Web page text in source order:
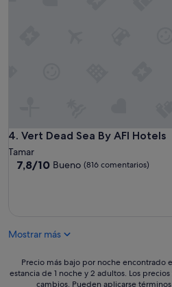
4. Vert Dead Sea By AFI Hotels
Vert Dead Sea By AFI Hotels
Tamar
7.8
7,8/10 Bueno (816 comentarios)
Mostrar más
Precio
más
Precio más bajo por noche encontrado
estancia de 1 noche y 2 adultos. Los
cambios. Pueden aplicarse